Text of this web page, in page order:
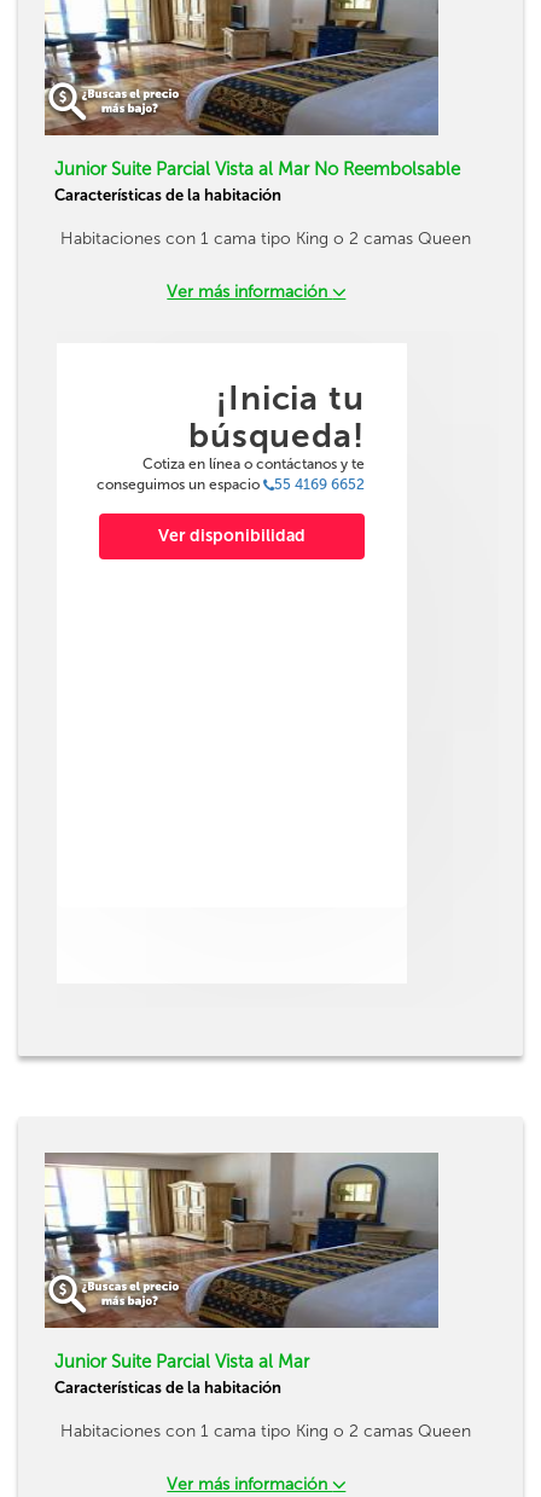
Junior Suite Parcial Vista al Mar No Reembolsable
Características de la habitación
Habitaciones con 1 cama tipo King o 2 camas Queen
Ver más información
¡Inicia tu
búsqueda!
Cotiza en línea o contáctanos y te
conseguimos un espacio
55 4169 6652
Ver disponibilidad
Junior Suite Parcial Vista al Mar
Características de la habitación
Habitaciones con 1 cama tipo King o 2 camas Queen
Ver más información